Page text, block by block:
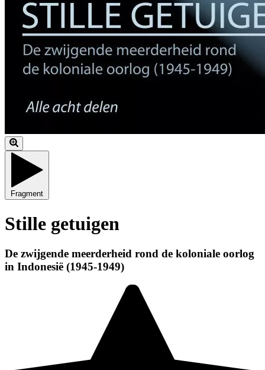
Fragment
Stille getuigen
De zwijgende meerderheid rond de koloniale oorlog
in Indonesië (1945-1949)